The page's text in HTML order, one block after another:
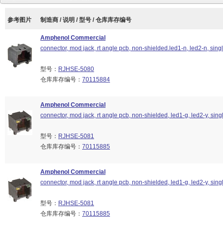
参考图片 制造商 / 说明 / 型号 / 仓库库存编号
Amphenol Commercial
connector, mod jack, rt angle pcb, non-shielded.led1-n, led2-n,
型号： RJHSE-5080
仓库库存编号： 70115884
Amphenol Commercial
connector, mod jack, rt angle pcb, non-shielded, led1-g, led2-y,
型号： RJHSE-5081
仓库库存编号： 70115885
Amphenol Commercial
connector, mod jack, rt angle pcb, non-shielded, led1-g, led2-y,
型号： RJHSE-5081
仓库库存编号： 70115885